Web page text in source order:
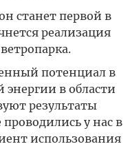
станет первой в
реализация
потенциал в
в области
результаты
у нас в
использования